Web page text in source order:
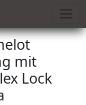
mit
Lock